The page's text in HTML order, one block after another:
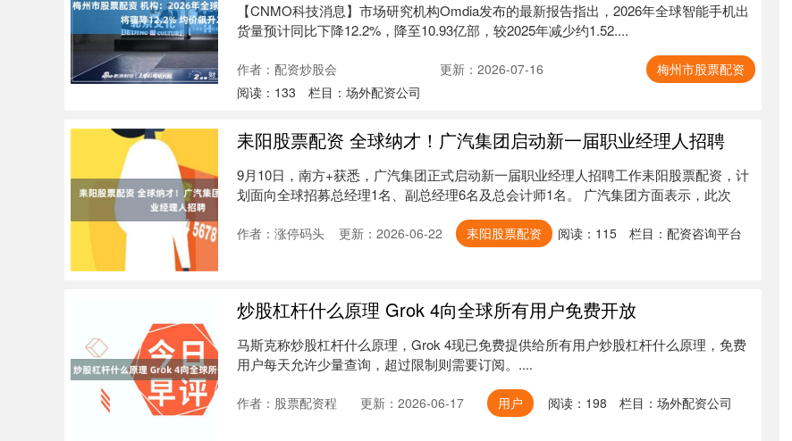
【CNMO科技消息】市场研究机构Omdia发布的最新报告指出，2026年全球智能手机出
货量预计同比下降12.2%，降至10.93亿部，较2025年减少约1.52....
作者：配资炒股会 更新：2026-07-16
梅州市股票配资
阅读： 133 栏目： 场外配资公司
耒阳股票配资 全球纳才！广汽集团启动新一届职业经理人招聘
9月10日，南方+获悉，广汽集团正式启动新一届职业经理人招聘工作耒阳股票配资，计
划面向全球招募总经理1名、副总经理6名及总会计师1名。 广汽集团方面表示，此次
作者：涨停码头 更新：2026-06-22 耒阳股票配资 阅读： 115 栏目： 配资咨询平台
炒股杠杆什么原理 Grok 4向全球所有用户免费开放
马斯克称炒股杠杆什么原理，Grok 4现已免费提供给所有用户炒股杠杆什么原理，免费
用户每天允许少量查询，超过限制则需要订阅。....
作者：股票配资程 更新：2026-06-17 用户 阅读： 198 栏目： 场外配资公司